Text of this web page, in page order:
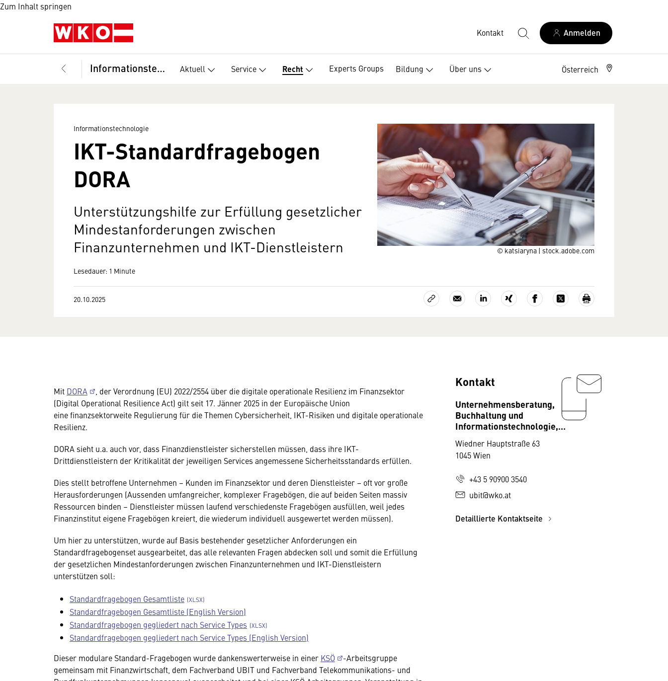
Zum Inhalt springen
Kontakt Anmelden
Informationstechnologie Aktuell Service Recht Experts Groups Bildung Über uns Österreich
© katsiaryna | stock.adobe.com
Informationstechnologie
IKT-Standardfragebogen
DORA
Unterstützungshilfe zur Erfüllung gesetzlicher
Mindestanforderungen zwischen
Finanzunternehmen und IKT-Dienstleistern
Lesedauer: 1 Minute
20.10.2025
Mit DORA
, der Verordnung (EU) 2022/2554 über die digitale operationale Resilienz im Finanzsektor
(Digital Operational Resilience Act) gilt seit 17. Jänner 2025 in der Europäische Union
eine finanzsektorweite Regulierung für die Themen Cybersicherheit, IKT-Risiken und digitale operationale
Resilienz.
DORA sieht u.a. auch vor, dass Finanzdienstleister sicherstellen müssen, dass ihre IKT-
Drittdienstleistern der Kritikalität der jeweiligen Services angemessene Sicherheitsstandards erfüllen.
Dies stellt betroffene Unternehmen – Kunden im Finanzsektor und deren Dienstleister – oft vor große
Herausforderungen (Aussenden umfangreicher, komplexer Fragebögen, die auf beiden Seiten massiv
Ressourcen binden – Dienstleister müssen laufend verschiedenste Fragebögen ausfüllen, weil jedes
Finanzinstitut eigene Fragebögen kreiert, die wiederum individuell ausgewertet werden müssen).
Um hier zu unterstützen, wurde auf Basis bestehender gesetzlicher Anforderungen ein
Standardfragebogenset ausgearbeitet, das alle relevanten Fragen abdecken soll und somit die Erfüllung
der gesetzlichen Mindestanforderungen zwischen Finanzunternehmen und IKT-Dienstleistern
unterstützen soll:
Standardfragebogen Gesamtliste
Standardfragebogen Gesamtliste (English Version)
Standardfragebogen gegliedert nach Service Types
Standardfragebogen gegliedert nach Service Types (English Version)
Dieser modulare Standard-Fragebogen wurde dankenswerterweise in einer KSÖ
-Arbeitsgruppe
gemeinsam mit Finanzwirtschaft, dem Fachverband UBIT und Fachverband Telekommunikations- und
Kontakt
Unternehmensberatung,
Buchhaltung und
Informationstechnologie,
Wiedner Hauptstraße 63
1045 Wien
+43 5 90900 3540
ubit@wko.at
Detaillierte Kontaktseite